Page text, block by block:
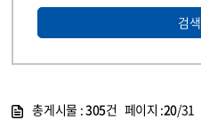
검색
총게시물 :305건 페이지 :20/31